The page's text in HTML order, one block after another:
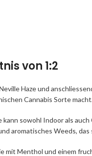
von 1:2
Haze und
Cannabis Sorte
kann sowohl Indoor als
aromatisches Weeds,
mit Menthol und einem